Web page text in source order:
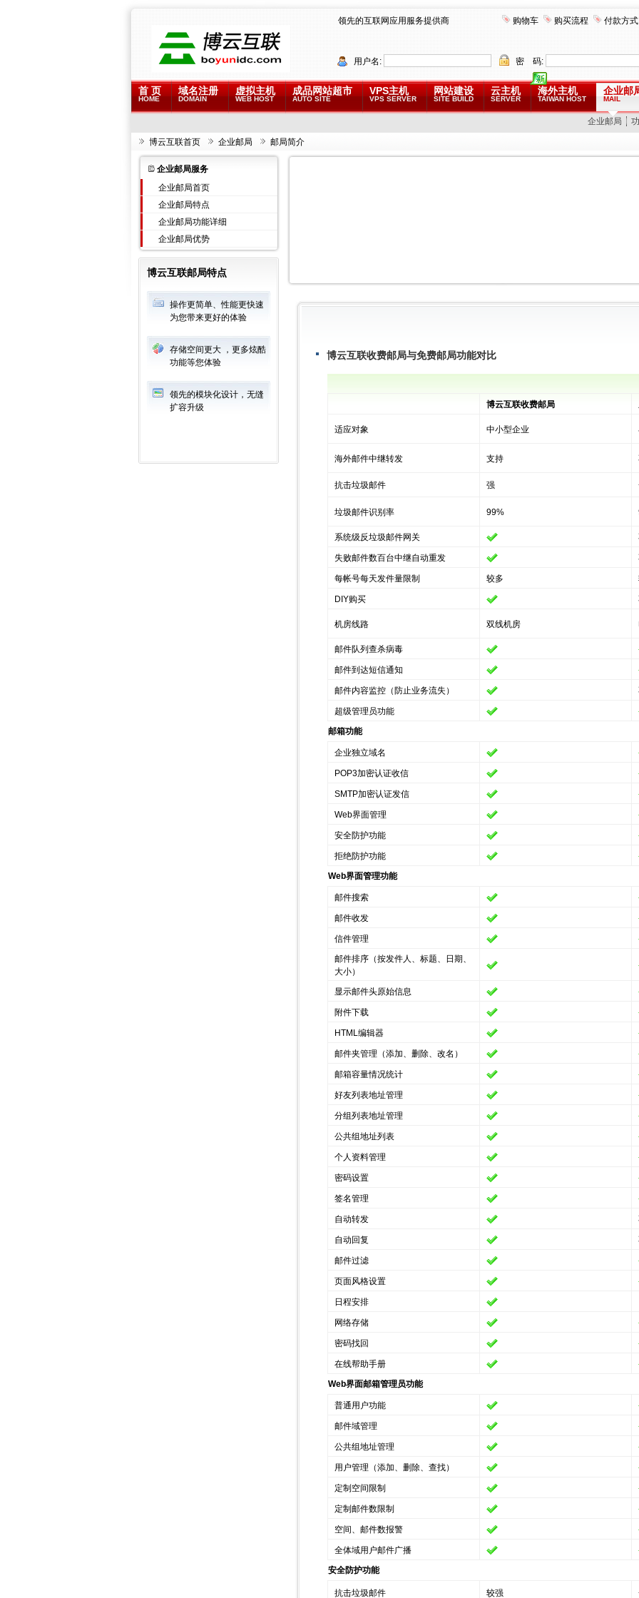
领先的互联网应用服务提供商 购物车 购买流程 付款方式
用户名: 密 码:
首 页
HOME
域名注册
DOMAIN
虚拟主机
WEB HOST
成品网站超市
AUTO SITE
VPS主机
VPS SERVER
网站建设
SITE BUILD
云主机
SERVER
海外主机
TAIWAN HOST
企业邮
MAIL
企业邮局
博云互联首页 企业邮局 邮局简介
企业邮局服务
企业邮局首页
企业邮局特点
企业邮局功能详细
企业邮局优势
博云互联邮局特点
操作更简单、性能更快速
为您带来更好的体验
存储空间更大 ，更多炫酷
功能等您体验
领先的模块化设计，无缝
扩容升级
博云互联收费邮局与免费邮局功能对比
博云互联收费邮局
适应对象 中小型企业
海外邮件中继转发 支持
抗击垃圾邮件 强
垃圾邮件识别率 99%
系统级反垃圾邮件网关
失败邮件数百台中继自动重发
每帐号每天发件量限制 较多
DIY购买
机房线路 双线机房
邮件队列查杀病毒
邮件到达短信通知
邮件内容监控（防止业务流失）
超级管理员功能
邮箱功能
企业独立域名
POP3加密认证收信
SMTP加密认证发信
Web界面管理
安全防护功能
拒绝防护功能
Web界面管理功能
邮件搜索
邮件收发
信件管理
邮件排序（按发件人、标题、日期、
大小）
显示邮件头原始信息
附件下载
HTML编辑器
邮件夹管理（添加、删除、改名）
邮箱容量情况统计
好友列表地址管理
分组列表地址管理
公共组地址列表
个人资料管理
密码设置
签名管理
自动转发
自动回复
邮件过滤
页面风格设置
日程安排
网络存储
密码找回
在线帮助手册
Web界面邮箱管理员功能
普通用户功能
邮件域管理
公共组地址管理
用户管理（添加、删除、查找）
定制空间限制
定制邮件数限制
空间、邮件数报警
全体域用户邮件广播
安全防护功能
抗击垃圾邮件 较强